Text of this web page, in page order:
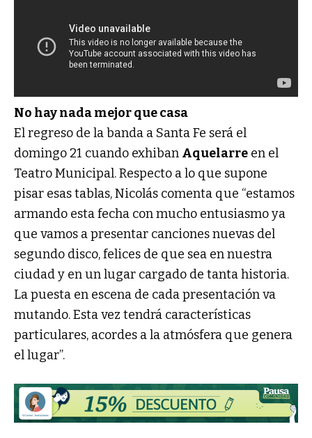
No hay nada mejor que casa
El regreso de la banda a Santa Fe será el
domingo 21 cuando exhiban Aquelarre en el
Teatro Municipal. Respecto a lo que supone
pisar esas tablas, Nicolás comenta que “estamos
armando esta fecha con mucho entusiasmo ya
que vamos a presentar canciones nuevas del
segundo disco, felices de que sea en nuestra
ciudad y en un lugar cargado de tanta historia.
La puesta en escena de cada presentación va
mutando. Esta vez tendrá características
particulares, acordes a la atmósfera que genera
el lugar”.